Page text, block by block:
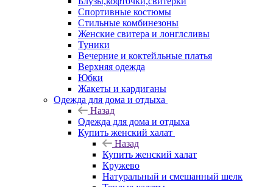
Спортивные костюмы
Стильные комбинезоны
Женские свитера и лонглсливы
Туники
Вечерние и коктейльные платья
Верхняя одежда
Юбки
Жакеты и кардиганы
Одежда для дома и отдыха
Назад
Одежда для дома и отдыха
Купить женский халат
Назад
Купить женский халат
Кружево
Натуральный и смешанный шелк